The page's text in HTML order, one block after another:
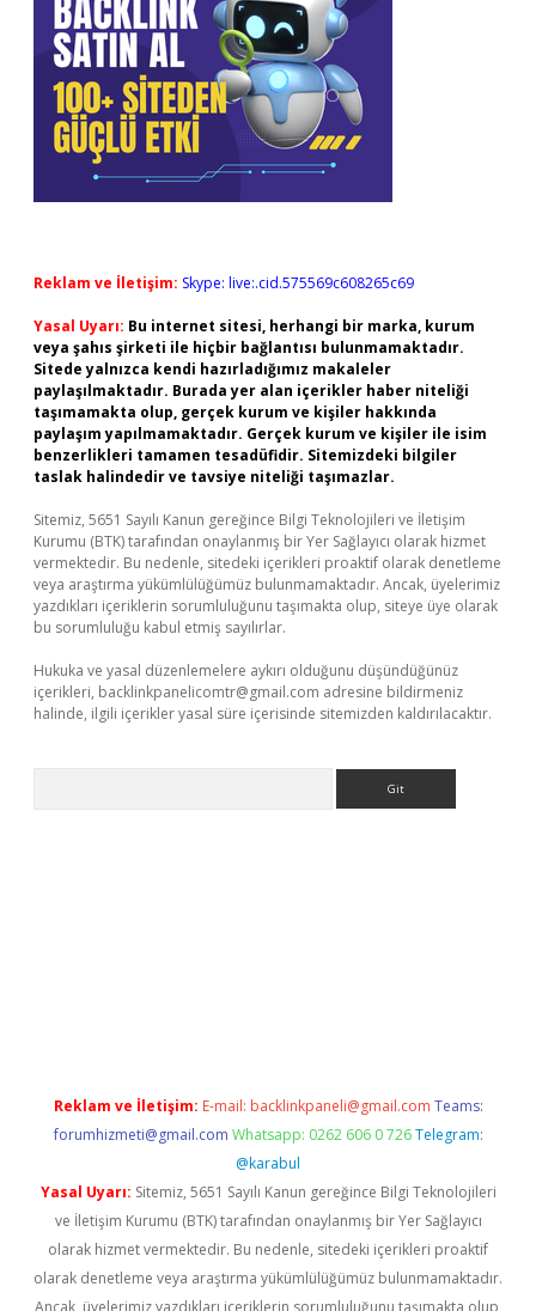
Reklam ve İletişim: Skype: live:.cid.575569c608265c69
Yasal Uyarı: Bu internet sitesi, herhangi bir marka, kurum
veya şahıs şirketi ile hiçbir bağlantısı bulunmamaktadır.
Sitede yalnızca kendi hazırladığımız makaleler
paylaşılmaktadır. Burada yer alan içerikler haber niteliği
taşımamakta olup, gerçek kurum ve kişiler hakkında
paylaşım yapılmamaktadır. Gerçek kurum ve kişiler ile isim
benzerlikleri tamamen tesadüfidir. Sitemizdeki bilgiler
taslak halindedir ve tavsiye niteliği taşımazlar.
Sitemiz, 5651 Sayılı Kanun gereğince Bilgi Teknolojileri ve İletişim
Kurumu (BTK) tarafından onaylanmış bir Yer Sağlayıcı olarak hizmet
vermektedir. Bu nedenle, sitedeki içerikleri proaktif olarak denetleme
veya araştırma yükümlülüğümüz bulunmamaktadır. Ancak, üyelerimiz
yazdıkları içeriklerin sorumluluğunu taşımakta olup, siteye üye olarak
bu sorumluluğu kabul etmiş sayılırlar.
Hukuka ve yasal düzenlemelere aykırı olduğunu düşündüğünüz
içerikleri, backlinkpanelicomtr@gmail.com adresine bildirmeniz
halinde, ilgili içerikler yasal süre içerisinde sitemizden kaldırılacaktır.
Reklam ve İletişim: E-mail: backlinkpaneli@gmail.com Teams:
forumhizmeti@gmail.com Whatsapp: 0262 606 0 726 Telegram:
@karabul
Yasal Uyarı: Sitemiz, 5651 Sayılı Kanun gereğince Bilgi Teknolojileri
ve İletişim Kurumu (BTK) tarafından onaylanmış bir Yer Sağlayıcı
olarak hizmet vermektedir. Bu nedenle, sitedeki içerikleri proaktif
olarak denetleme veya araştırma yükümlülüğümüz bulunmamaktadır.
Ancak, üyelerimiz yazdıkları içeriklerin sorumluluğunu taşımakta olup,